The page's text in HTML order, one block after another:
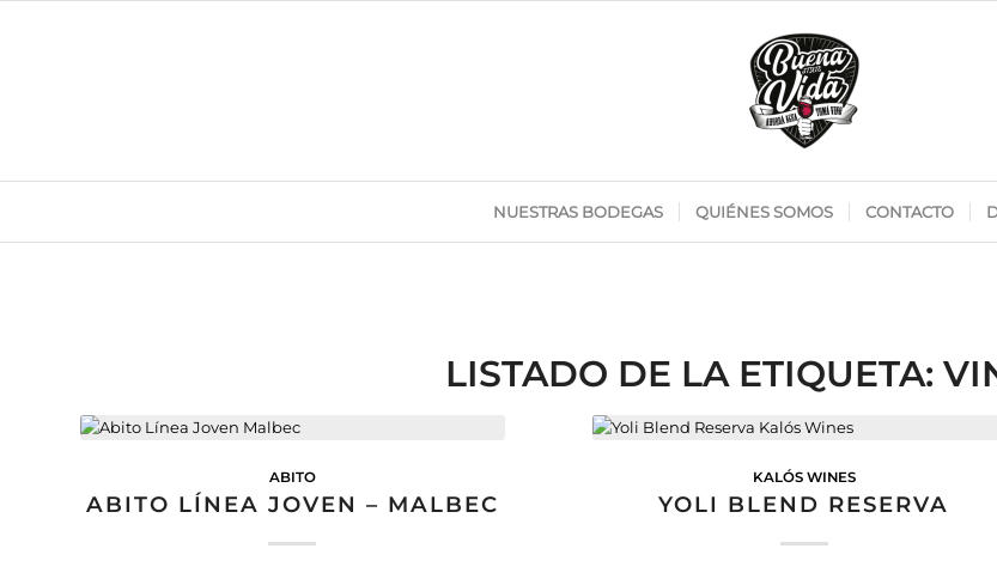
NUESTRAS BODEGAS QUIÉNES SOMOS CONTACTO
LISTADO DE LA ETIQUETA:
ABITO
ABITO LÍNEA JOVEN – MALBEC
KALÓS WINES
YOLI BLEND RESERVA